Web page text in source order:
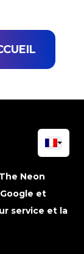
Neon
et
service et la